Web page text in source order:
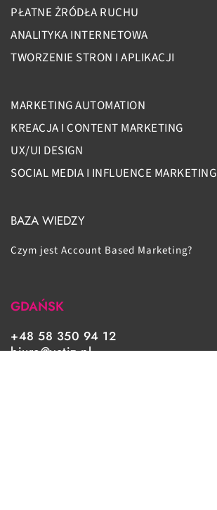
PŁATNE ŻRÓDŁA RUCHU
ANALITYKA INTERNETOWA
TWORZENIE STRON I APLIKACJI
MARKETING AUTOMATION
KREACJA I CONTENT MARKETING
UX/UI DESIGN
SOCIAL MEDIA I INFLUENCE MARKETING
BAZA WIEDZY
Czym jest Account Based Marketing?
GDAŃSK
+48 58 350 94 12
biuro@yetiz.pl